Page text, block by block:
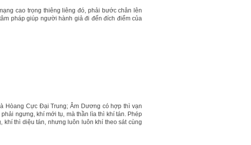
cao trọng thiêng liêng đó, phải bước chân lên
pháp giúp người hành giả đi đến đích điểm của
Hòang Cực Đại Trung; Âm Dương có hợp thì vạn
ngưng, khí mới tụ, mà thần lìa thì khí tán. Phép
khí thì diệu tán, nhưng luôn luôn khí theo sát cùng